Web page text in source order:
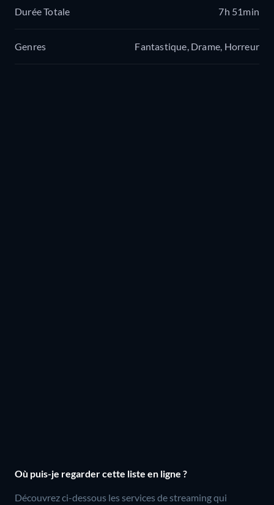
Durée Totale 7h 51min
Genres Fantastique, Drame, Horreur
Où puis-je regarder cette liste en ligne ?
Découvrez ci-dessous les services de streaming qui